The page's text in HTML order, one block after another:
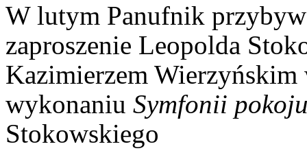
W lutym Panufnik
zaproszenie Leopolda
Kazimierzem
wykonaniu Symfonii
Stokowskiego